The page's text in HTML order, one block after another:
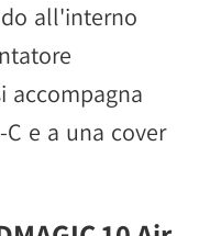
all'interno
accompagna
e a una cover